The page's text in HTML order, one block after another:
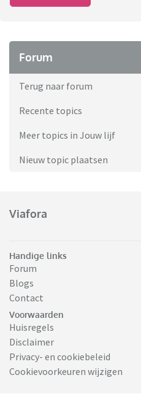
Forum
Terug naar forum
Recente topics
Meer topics in Jouw lijf
Nieuw topic plaatsen
Viafora
Handige links
Forum
Blogs
Contact
Voorwaarden
Huisregels
Disclaimer
Privacy- en cookiebeleid
Cookievoorkeuren wijzigen